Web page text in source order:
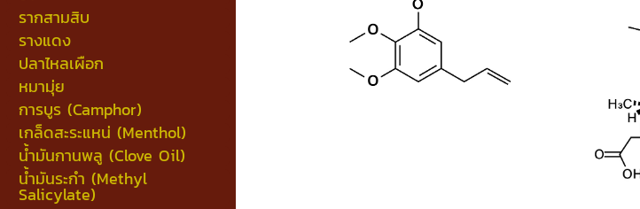
รากสามสิบ
รางแดง
ปลาไหลเผือก
หมามุ่ย
การบูร (Camphor)
เกล็ดสะระแหน่ (Menthol)
น้ำมันกานพลู (Clove Oil)
น้ำมันระกำ (Methyl
Salicylate)